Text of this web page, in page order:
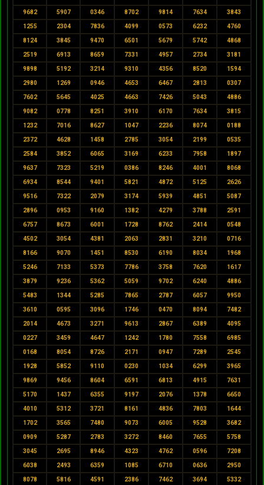
9682 5907 0346 8702 9814 7634 3843
1255 2304 7836 4099 0573 6232 4760
8124 3845 9470 6501 5679 5742 4868
2519 6913 8659 7331 4957 2734 3181
9898 5192 3214 9310 4356 8520 1594
2980 1269 0946 4653 6467 2813 0307
7602 5645 4025 4663 7426 5043 4886
9082 0778 8251 3910 6170 7634 3815
1232 7016 8627 1047 2236 8074 0188
2372 4628 1458 2785 3054 2199 0535
2584 3852 6065 3169 6233 7958 1897
9637 7323 5219 0386 8246 4001 8068
6934 8544 9401 5821 4872 5125 2626
9516 7322 2079 3174 5939 4851 5087
2896 0953 9160 1382 4279 3788 2591
6757 8673 6001 1728 8762 2414 0548
4502 3054 4381 2063 2831 3210 0716
8166 9070 1451 8530 6190 8034 1968
5246 7133 5373 7786 3758 7620 1617
3879 9236 5362 5059 9702 6240 4886
5483 1344 5285 7865 2787 6057 9950
3610 0595 3096 1746 0470 8094 7482
2014 4673 3271 9613 2867 6389 4095
0227 3459 4647 1242 1780 7558 6985
0168 8054 8726 2171 0947 7289 2545
1928 5852 9110 0230 1034 6299 3965
9869 9456 8604 6591 6813 4915 7631
5170 1437 6355 9197 2076 1378 6650
4010 5312 3721 8161 4836 7803 1644
1702 3565 7480 9073 6005 9528 3682
0909 5287 2783 3272 8460 7655 5758
3045 2695 8946 4323 4762 0596 7208
6038 2493 6359 1085 6710 0636 2950
8078 5816 4591 2386 7462 3694 5332